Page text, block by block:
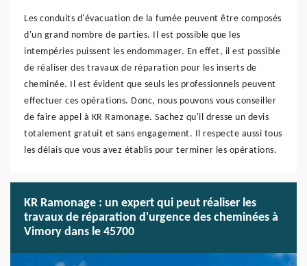
Les conduits d'évacuation de la fumée peuvent être composés
d'un grand nombre de parties. Il est possible que les
intempéries puissent les endommager. En effet, il est possible
de réaliser des travaux de réparation pour les inserts de
cheminée. Il est évident que seuls les professionnels peuvent
effectuer ces opérations. Donc, nous pouvons vous conseiller
de faire appel à KR Ramonage. Sachez qu'il dresse un devis
totalement gratuit et sans engagement. Il respecte aussi tous
les délais que vous avez établis pour terminer les opérations.
KR Ramonage : un expert qui peut réaliser les
travaux de réparation d'urgence des cheminées à
Vimory dans le 45700